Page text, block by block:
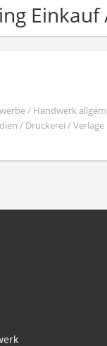
/ Handwerk
/ Druckerei /